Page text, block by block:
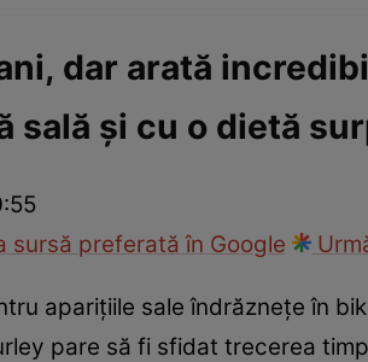
dar arată
sală și cu o dietă
sursă preferată în Google
aparițiile sale îndrăznețe în
pare să fi sfidat trecerea